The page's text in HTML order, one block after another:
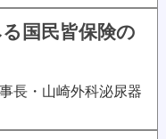
国民皆保険の
長・山崎外科泌尿器